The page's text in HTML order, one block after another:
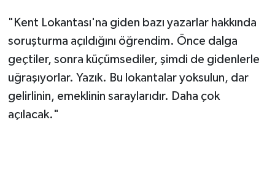
"Kent Lokantası'na giden bazı yazarlar hakkında
soruşturma açıldığını öğrendim. Önce dalga
geçtiler, sonra küçümsediler, şimdi de gidenlerle
uğraşıyorlar. Yazık. Bu lokantalar yoksulun, dar
gelirlinin, emeklinin saraylarıdır. Daha çok
açılacak."